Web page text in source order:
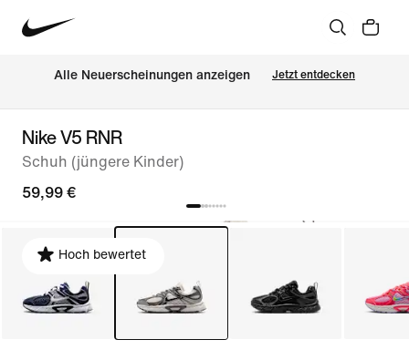
Alle Neuerscheinungen anzeigen Jetzt entdecken
Nike V5 RNR
Schuh (jüngere Kinder)
59,99 €
Hoch bewertet